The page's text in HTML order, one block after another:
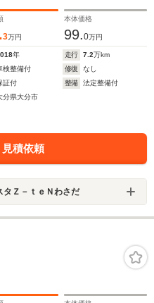
3万円
本体価格
99.0万円
年 走行 7.2万km
検整備付 修復
なし
証付 整備
法定整備付
分県大分市
積依頼
タＺ－ｔｅＮわさだ